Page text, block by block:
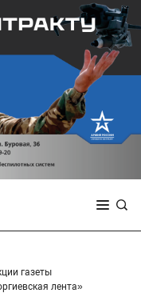
газеты
лента»